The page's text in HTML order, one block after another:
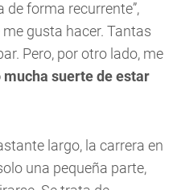
de forma recurrente”,
gusta hacer. Tantas
Pero, por otro lado, me
mucha suerte de estar
largo, la carrera en
una pequeña parte,